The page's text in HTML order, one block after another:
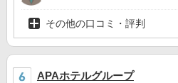
その他の口コミ・評判
APAホテルグループ